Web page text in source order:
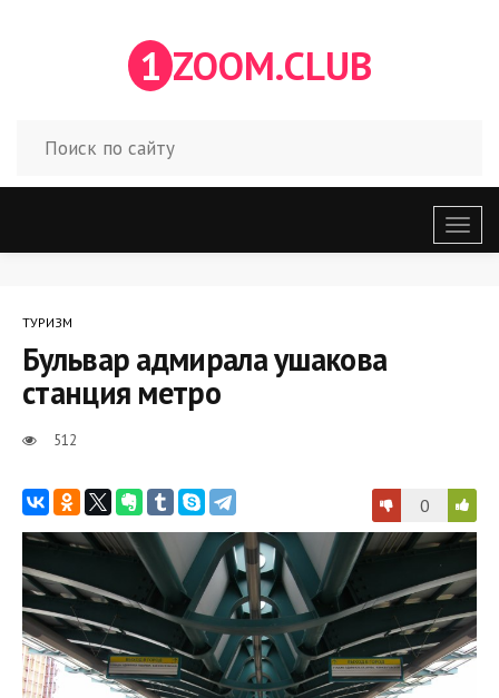
1 ZOOM.CLUB
меню
ТУРИЗМ
Бульвар адмирала ушакова
станция метро
512
0